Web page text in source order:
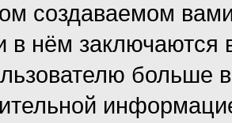
создаваемом
в нём заключаются
больше